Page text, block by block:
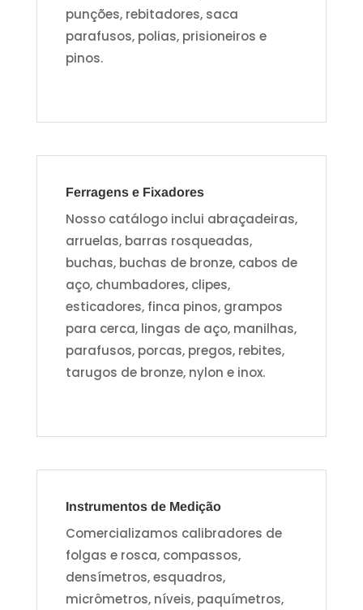
punções, rebitadores, saca
parafusos, polias, prisioneiros e
pinos.
Ferragens e Fixadores
Nosso catálogo inclui abraçadeiras,
arruelas, barras rosqueadas,
buchas, buchas de bronze, cabos de
aço, chumbadores, clipes,
esticadores, finca pinos, grampos
para cerca, lingas de aço, manilhas,
parafusos, porcas, pregos, rebites,
tarugos de bronze, nylon e inox.
Instrumentos de Medição
Comercializamos calibradores de
folgas e rosca, compassos,
densímetros, esquadros,
micrômetros, níveis, paquímetros,